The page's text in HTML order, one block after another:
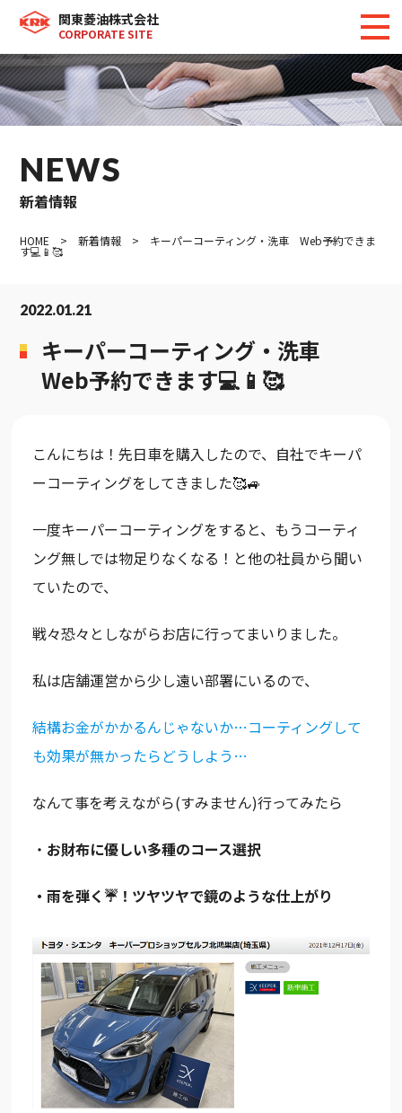
関東菱油株式会社
CORPORATE SITE
NEWS
新着情報
HOME >新着情報 > キーパーコーティング・洗車 Web予約できま
す💻📱🥰
2022.01.21
キーパーコーティング・洗車
Web予約できます💻📱🥰
こんにちは！先日車を購入したので、自社でキーパ
ーコーティングをしてきました🥰🚙
一度キーパーコーティングをすると、もうコーティ
ング無しでは物足りなくなる！と他の社員から聞い
ていたので、
戦々恐々としながらお店に行ってまいりました。
私は店舗運営から少し遠い部署にいるので、
結構お金がかかるんじゃないか…コーティングして
も効果が無かったらどうしよう…
なんて事を考えながら(すみません)行ってみたら
・ お財布に優しい多種のコース選択
・雨を弾く☔！ツヤツヤで鏡のような仕上がり